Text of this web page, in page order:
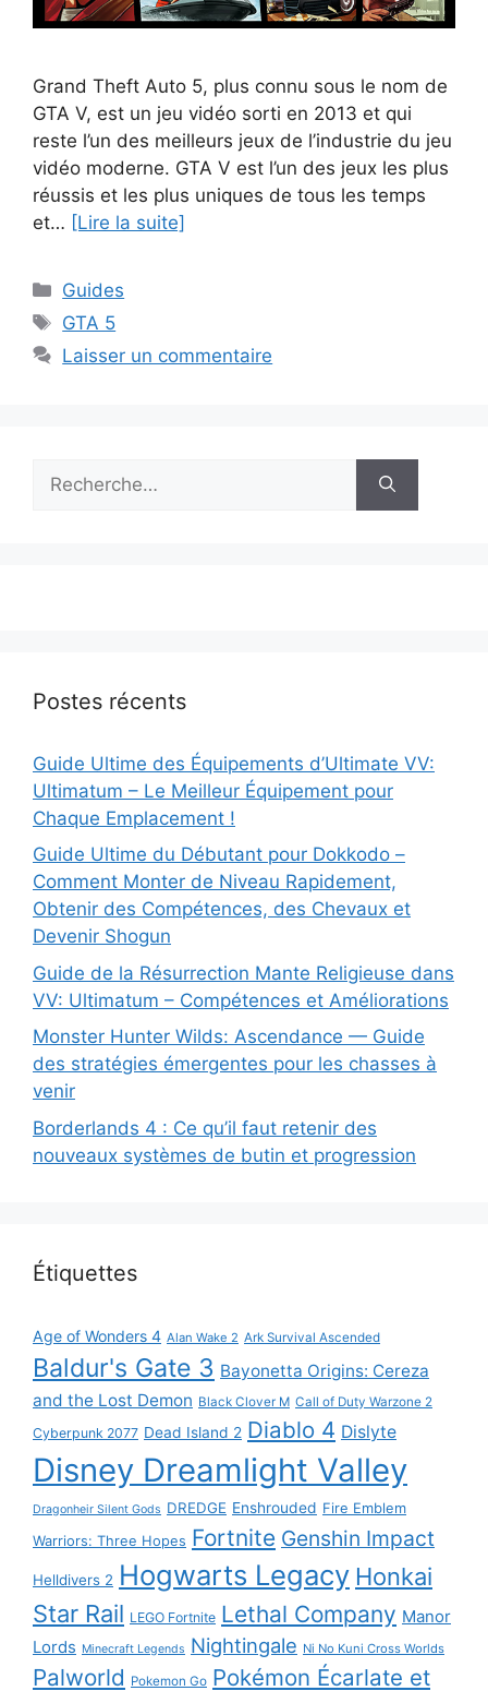
Grand Theft Auto 5, plus connu sous le nom de
GTA V, est un jeu vidéo sorti en 2013 et qui
reste l’un des meilleurs jeux de l’industrie du jeu
vidéo moderne. GTA V est l’un des jeux les plus
réussis et les plus uniques de tous les temps
et… [Lire la suite]
Catégories
Guides
Étiquettes
GTA 5
Laisser un commentaire
Postes récents
Guide Ultime des Équipements d’Ultimate VV:
Ultimatum – Le Meilleur Équipement pour
Chaque Emplacement !
Guide Ultime du Débutant pour Dokkodo –
Comment Monter de Niveau Rapidement,
Obtenir des Compétences, des Chevaux et
Devenir Shogun
Guide de la Résurrection Mante Religieuse dans
VV: Ultimatum – Compétences et Améliorations
Monster Hunter Wilds: Ascendance — Guide
des stratégies émergentes pour les chasses à
venir
Borderlands 4 : Ce qu’il faut retenir des
nouveaux systèmes de butin et progression
Étiquettes
Age of Wonders 4 Alan Wake 2 Ark Survival Ascended
Baldur's Gate 3 Bayonetta Origins: Cereza
and the Lost Demon Black Clover M Call of Duty Warzone 2
Cyberpunk 2077 Dead Island 2 Diablo 4 Dislyte
Disney Dreamlight Valley
Dragonheir Silent Gods DREDGE Enshrouded Fire Emblem
Warriors: Three Hopes Fortnite Genshin Impact
Helldivers 2 Hogwarts Legacy Honkai
Star Rail LEGO Fortnite Lethal Company Manor
Lords Minecraft Legends Nightingale Ni No Kuni Cross Worlds
Palworld Pokemon Go Pokémon Écarlate et